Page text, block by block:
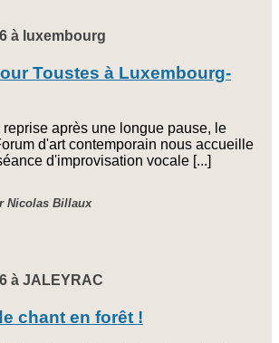
à luxembourg
Toustes à Luxembourg-
reprise après une longue pause, le
d'art contemporain nous accueille
d'improvisation vocale [...]
Nicolas Billaux
à JALEYRAC
chant en forêt !